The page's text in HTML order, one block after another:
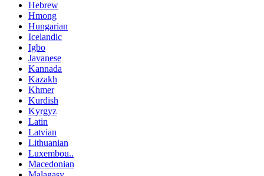
Hebrew
Hmong
Hungarian
Icelandic
Igbo
Javanese
Kannada
Kazakh
Khmer
Kurdish
Kyrgyz
Latin
Latvian
Lithuanian
Luxembou..
Macedonian